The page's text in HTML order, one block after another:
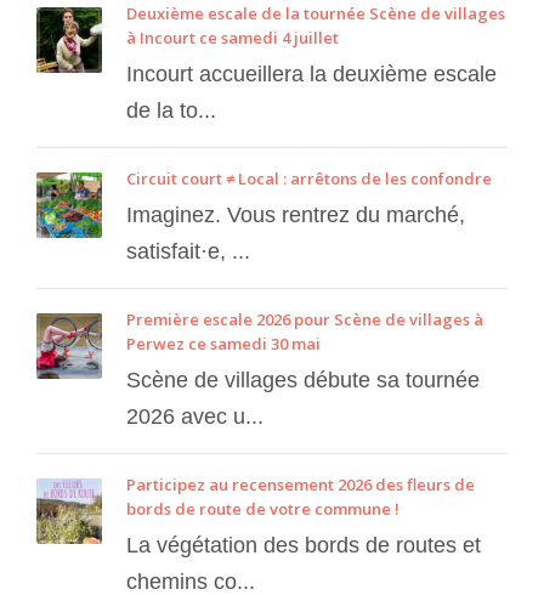
Deuxième escale de la tournée Scène de villages
à Incourt ce samedi 4 juillet
Incourt accueillera la deuxième escale
de la to...
Circuit court ≠ Local : arrêtons de les confondre
Imaginez. Vous rentrez du marché,
satisfait·e, ...
Première escale 2026 pour Scène de villages à
Perwez ce samedi 30 mai
Scène de villages débute sa tournée
2026 avec u...
Participez au recensement 2026 des fleurs de
bords de route de votre commune !
La végétation des bords de routes et
chemins co...